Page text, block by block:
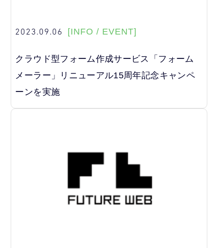
2023.09.06 [INFO / EVENT]
クラウド型フォーム作成サービス「フォーム
メーラー」リニューアル15周年記念キャンペ
ーンを実施